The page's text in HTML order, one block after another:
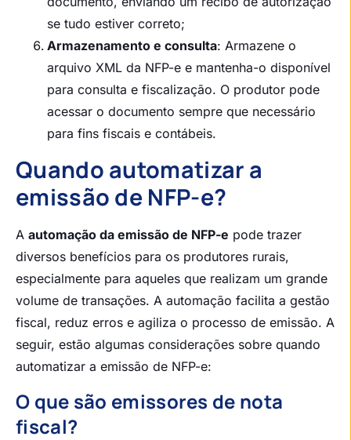
se tudo estiver correto;
Armazenamento e consulta: Armazene o
arquivo XML da NFP-e e mantenha-o disponível
para consulta e fiscalização. O produtor pode
acessar o documento sempre que necessário
para fins fiscais e contábeis.
Quando automatizar a
emissão de NFP-e?
A automação da emissão de NFP-e pode trazer
diversos benefícios para os produtores rurais,
especialmente para aqueles que realizam um grande
volume de transações. A automação facilita a gestão
fiscal, reduz erros e agiliza o processo de emissão. A
seguir, estão algumas considerações sobre quando
automatizar a emissão de NFP-e:
O que são emissores de nota
fiscal?